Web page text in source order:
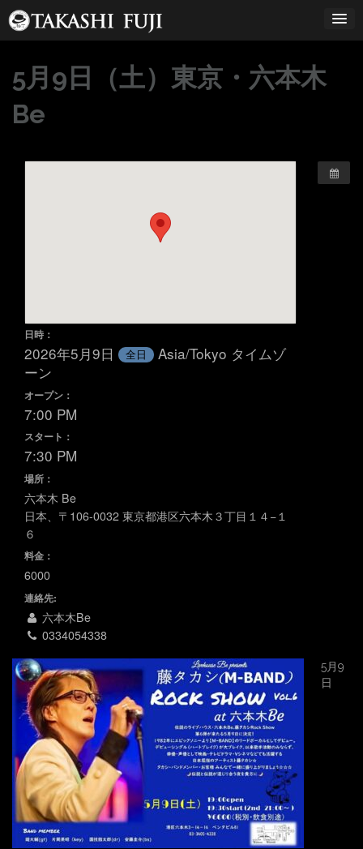
ン
テ
5月9日（土）東京・六本木
Be
日時：
2026年5月9日 全日
Asia/Tokyo タイムゾ
ーン
オープン：
7:00 PM
スタート：
7:30 PM
場所：
六本木 Be
日本、〒106-0032 東京都港区六本木３丁目１４−１
６
料金：
6000
連絡先:
六本木Be
0334054338
5月9
日